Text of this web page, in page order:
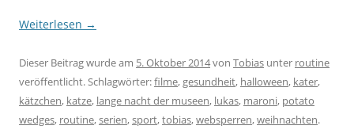
Weiterlesen →
Dieser Beitrag wurde am 5. Oktober 2014von Tobias unter routine
veröffentlicht. Schlagwörter:filme, gesundheit, halloween, kater,
kätzchen, katze, lange nacht der museen, lukas, maroni, potato
wedges, routine,serien,sport,tobias,websperren,weihnachten.